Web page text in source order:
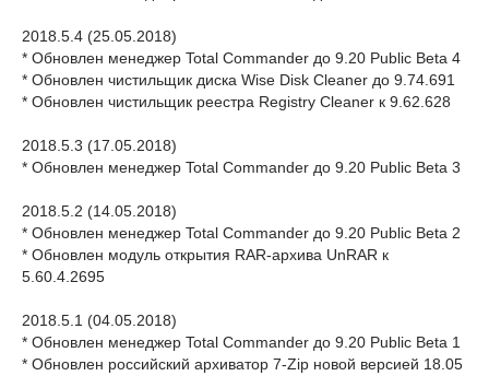
2018.5.4 (25.05.2018)
* Обновлен менеджер Total Commander до 9.20 Public Beta 4
* Обновлен чистильщик диска Wise Disk Cleaner до 9.74.691
* Обновлен чистильщик реестра Registry Cleaner к 9.62.628
2018.5.3 (17.05.2018)
* Обновлен менеджер Total Commander до 9.20 Public Beta 3
2018.5.2 (14.05.2018)
* Обновлен менеджер Total Commander до 9.20 Public Beta 2
* Обновлен модуль открытия RAR-архива UnRAR к
5.60.4.2695
2018.5.1 (04.05.2018)
* Обновлен менеджер Total Commander до 9.20 Public Beta 1
* Обновлен российский архиватор 7-Zip новой версией 18.05